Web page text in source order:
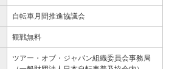
自転車月間推進協議会
観戦無料
ツアー・オブ・ジャパン組織委員会事務局